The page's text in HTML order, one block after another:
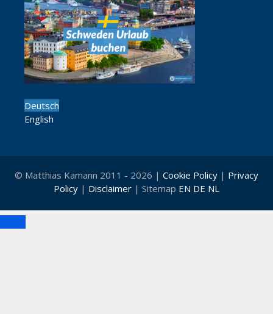
Deutsch
English
© Matthias Kamann 2011 - 2026 | Cookie Policy | Privacy
Policy | Disclaimer | Sitemap EN DE NL
Schließen